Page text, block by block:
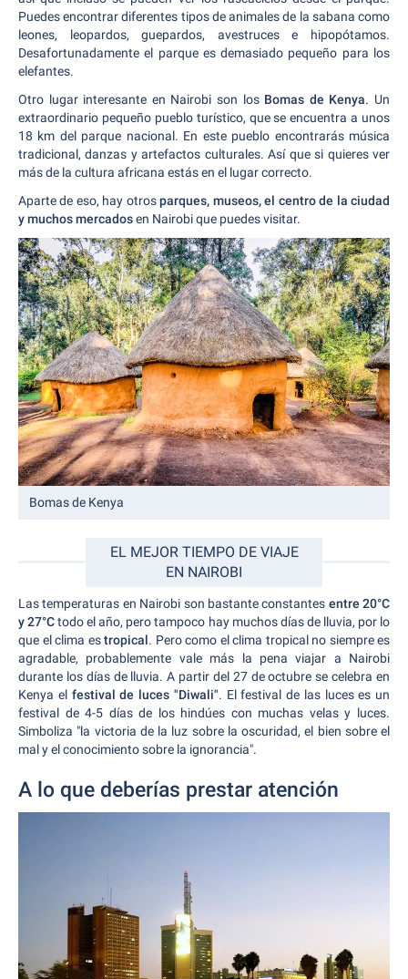
Puedes encontrar diferentes tipos de animales de la sabana como
leones, leopardos, guepardos, avestruces e hipopótamos.
Desafortunadamente el parque es demasiado pequeño para los
elefantes.
Otro lugar interesante en Nairobi son los Bomas de Kenya. Un
extraordinario pequeño pueblo turístico, que se encuentra a unos
18 km del parque nacional. En este pueblo encontrarás música
tradicional, danzas y artefactos culturales. Así que si quieres ver
más de la cultura africana estás en el lugar correcto.
Aparte de eso, hay otrosparques, museos, el centro de la ciudad
y muchos mercadosen Nairobi que puedes visitar.
Bomas de Kenya
EL MEJOR TIEMPO DE VIAJE
EN NAIROBI
Las temperaturas en Nairobi son bastante constantes entre 20°C
y 27°Ctodo el año, pero tampoco hay muchos días de lluvia, por lo
que el clima estropical. Pero como el clima tropical no siempre es
agradable, probablemente vale más la pena viajar a Nairobi
durante los días de lluvia. A partir del 27 de octubre se celebra en
Kenya el festival de luces "Diwali". El festival de las luces es un
festival de 4-5 días de los hindúes con muchas velas y luces.
Simboliza "la victoria de la luz sobre la oscuridad, el bien sobre el
mal y el conocimiento sobre la ignorancia".
A lo que deberías prestar atención